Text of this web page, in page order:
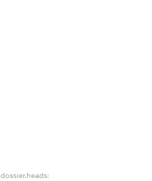
dossier.heads: